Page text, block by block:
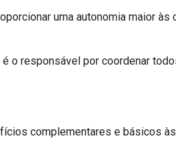
uma autonomia maior
o responsável por coordenar
complementares e básicos